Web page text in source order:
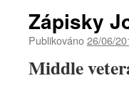
Zápisky
Publikováno26/06/
Middle